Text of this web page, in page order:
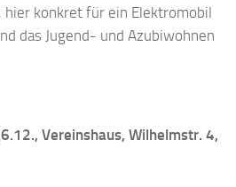
konkret für ein Elektromobil
das Jugend- und Azubiwohnen
Vereinshaus, Wilhelmstr. 4,